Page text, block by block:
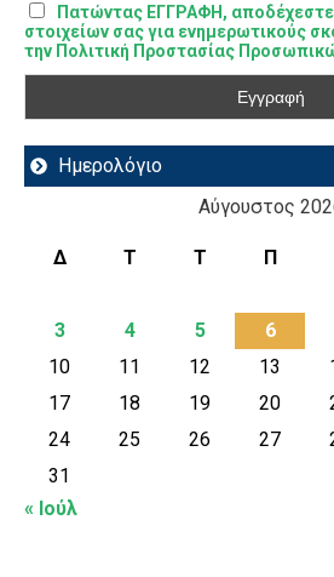
Πατώντας ΕΓΓΡΑΦΗ,
στοιχείων σας για ενημερωτικούς
την Πολιτική Προστασίας
Ημερολόγιο
Αύγουστος
Δ Τ Τ Π
3
4 5 6
10
11 12 13
17
18 19 20
24
25 26 27
31
« Ιούλ